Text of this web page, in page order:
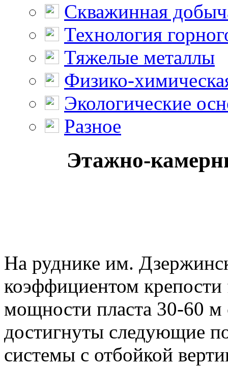
Скважинная
Технология
Тяжелые металлы
Физико-
Экологические
Разное
Этажно-
На руднике им.
коэффициентом
мощности пласта 30-60 м
достигнуты следующие
системы с отбойкой